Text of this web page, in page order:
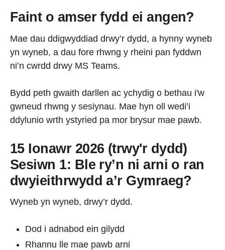
Faint o amser fydd ei angen?
Mae dau ddigwyddiad drwy’r dydd, a hynny wyneb
yn wyneb, a dau fore rhwng y rheini pan fyddwn
ni’n cwrdd drwy MS Teams.
Bydd peth gwaith darllen ac ychydig o bethau i'w
gwneud rhwng y sesiynau. Mae hyn oll wedi’i
ddylunio wrth ystyried pa mor brysur mae pawb.
15 Ionawr 2026 (trwy'r dydd)
Sesiwn 1: Ble ry’n ni arni o ran
dwyieithrwydd a’r Gymraeg?
Wyneb yn wyneb, drwy’r dydd.
Dod i adnabod ein gilydd
Rhannu lle mae pawb arni